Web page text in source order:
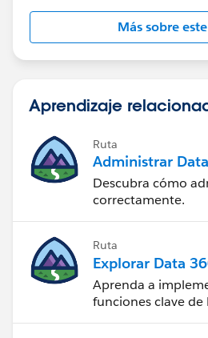
Más sobre
Aprendizaje
Ruta
Administrar
Descubra cómo
correctamente.
Ruta
Explorar Data
Aprenda a
funciones clave de